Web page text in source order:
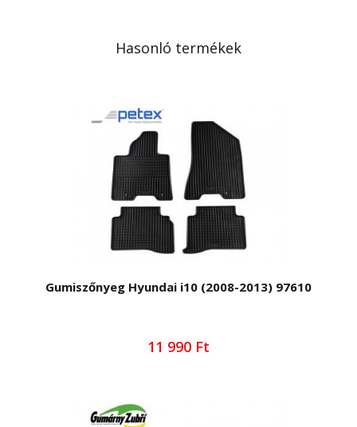
Hasonló termékek
Gumiszőnyeg Hyundai i10 (2008-2013) 97610
11 990 Ft